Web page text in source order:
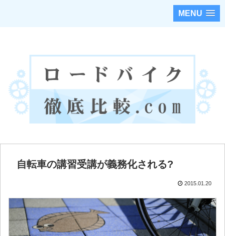
MENU
自転車の講習受講が義務化される?
2015.01.20